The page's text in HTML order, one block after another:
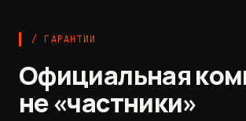
/ ГАРАНТИИ
Официальная
не «частники»